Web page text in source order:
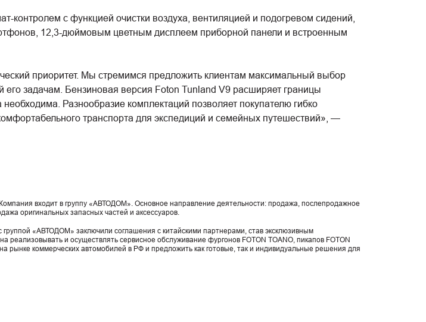
с функцией очистки воздуха, вентиляцией и подогревом сидений,
12,3-дюймовым цветным дисплеем приборной панели и встроенным
приоритет. Мы стремимся предложить клиентам максимальный выбор
задачам. Бензиновая версия Foton Tunland V9 расширяет границы
Разнообразие комплектаций позволяет покупателю гибко
транспорта для экспедиций и семейных путешествий», —
входит в группу «АВТОДОМ». Основное направление деятельности: продажа, послепродажное
оригинальных запасных частей и аксессуаров.
«АВТОДОМ» заключили соглашения с китайскими партнерами, став эксклюзивным
и осуществлять сервисное обслуживание фургонов FOTON TOANO, пикапов FOTON
коммерческих автомобилей в РФ и предложить как готовые, так и индивидуальные решения для